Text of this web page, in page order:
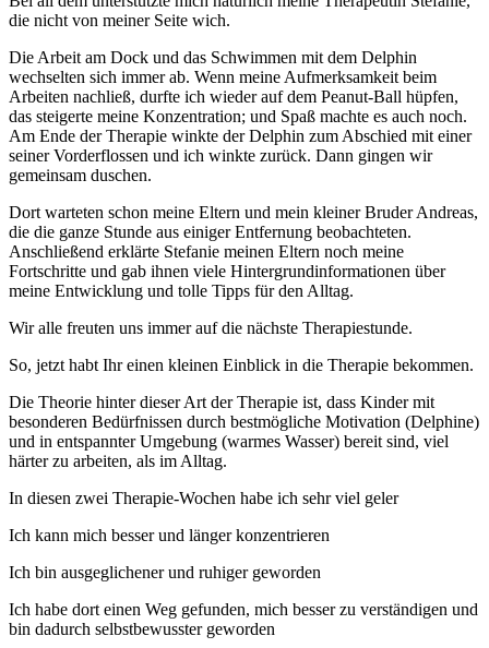
die nicht von meiner Seite wich.
Die Arbeit am Dock und das Schwimmen mit dem Delphin
wechselten sich immer ab. Wenn meine Aufmerksamkeit beim
Arbeiten nachließ, durfte ich wieder auf dem Peanut-Ball hüpfen,
das steigerte meine Konzentration; und Spaß machte es auch noch.
Am Ende der Therapie winkte der Delphin zum Abschied mit einer
seiner Vorderflossen und ich winkte zurück. Dann gingen wir
gemeinsam duschen.
Dort warteten schon meine Eltern und mein kleiner Bruder Andreas,
die die ganze Stunde aus einiger Entfernung beobachteten.
Anschließend erklärte Stefanie meinen Eltern noch meine
Fortschritte und gab ihnen viele Hintergrundinformationen über
meine Entwicklung und tolle Tipps für den Alltag.
Wir alle freuten uns immer auf die nächste Therapiestunde.
So, jetzt habt Ihr einen kleinen Einblick in die Therapie bekommen.
Die Theorie hinter dieser Art der Therapie ist, dass Kinder mit
besonderen Bedürfnissen durch bestmögliche Motivation (Delphine)
und in entspannter Umgebung (warmes Wasser) bereit sind, viel
härter zu arbeiten, als im Alltag.
In diesen zwei Therapie-Wochen habe ich sehr viel geler
Ich kann mich besser und länger konzentrieren
Ich bin ausgeglichener und ruhiger geworden
Ich habe dort einen Weg gefunden, mich besser zu verständigen und
bin dadurch selbstbewusster geworden